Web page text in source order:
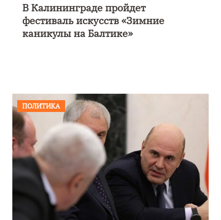
В Калининграде пройдет
фестиваль искусств «Зимние
каникулы на Балтике»
ПОЛИТИКА